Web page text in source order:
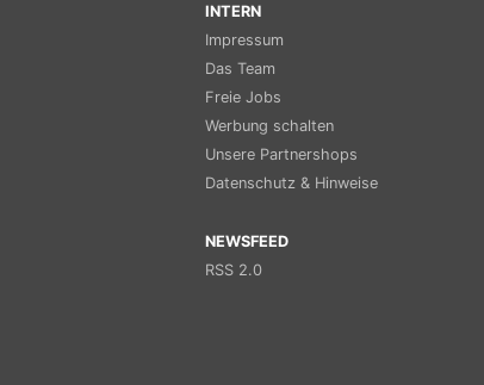
INTERN
Impressum
Das Team
Freie Jobs
Werbung schalten
Unsere Partnershops
Datenschutz & Hinweise
NEWSFEED
RSS 2.0